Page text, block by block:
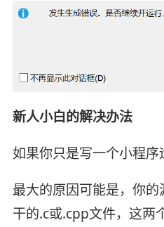
新人小白的解决办法
如果你只是写一个小程
最大的原因可能是，你
干的.c或.cpp文件，这两